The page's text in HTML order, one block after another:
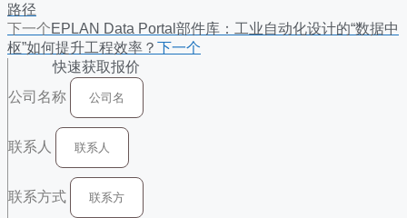
路径
下一个EPLAN Data Portal部件库：工业自动化设计的“数据中
枢”如何提升工程效率？ 下一个
快速获取报价
公司名称
联系人
联系方式